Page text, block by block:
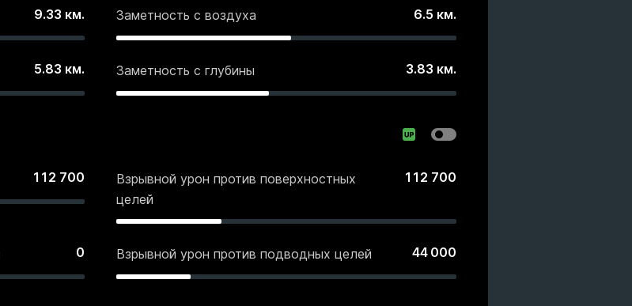
9.33 км. Заметность с воздуха 6.5 км.
5.83 км. Заметность с глубины 3.83 км.
112 700
Взрывной урон против поверхностных
целей
112 700
0 Взрывной урон против подводных целей 44 000